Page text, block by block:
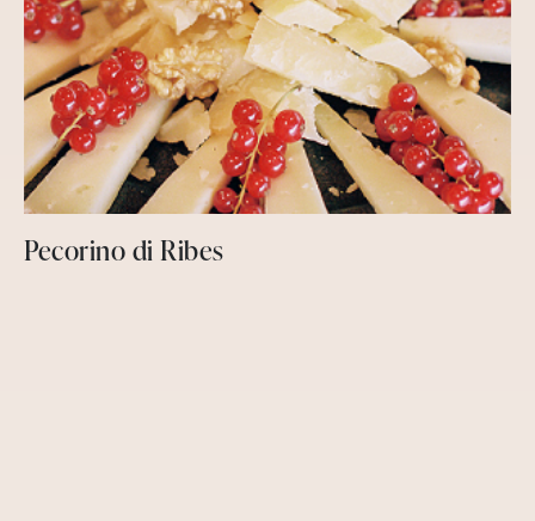
Pecorino di Ribes